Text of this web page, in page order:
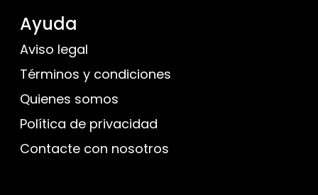
Ayuda
Aviso legal
Términos y condiciones
Quienes somos
Política de privacidad
Contacte con nosotros